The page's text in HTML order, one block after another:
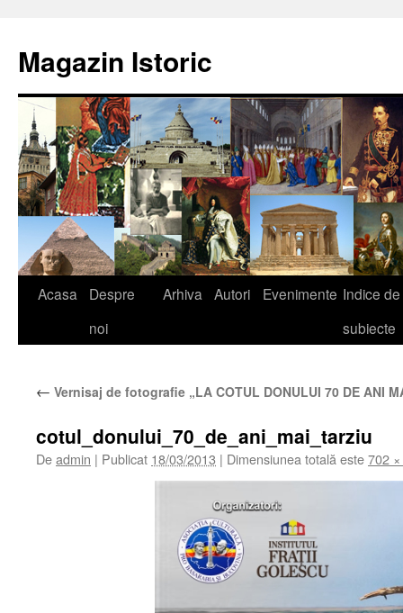
conținut
Magazin Istoric
Acasa
Despre
noi
Arhiva Autori Evenimente Indice de
subiecte
← Vernisaj de fotografie „LA COTUL DONULUI 70 DE ANI
cotul_donului_70_de_ani_mai_tarziu
Deadmin | Publicat 18/03/2013 | Dimensiunea totală este702